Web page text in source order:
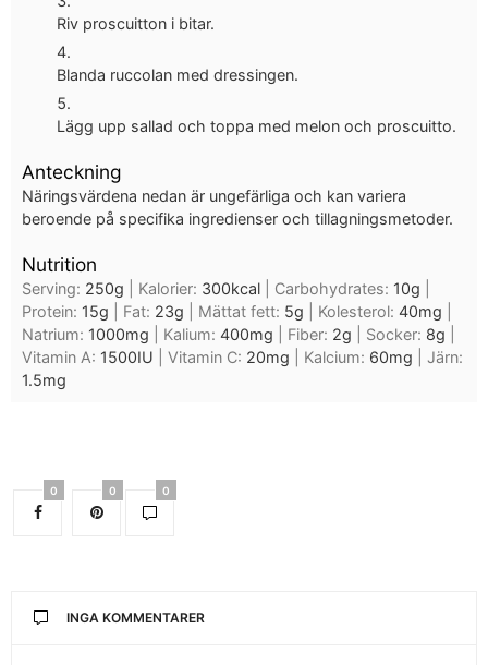
Riv proscuitton i bitar.
Blanda ruccolan med dressingen.
Lägg upp sallad och toppa med melon och proscuitto.
Anteckning
Näringsvärdena nedan är ungefärliga och kan variera
beroende på specifika ingredienser och tillagningsmetoder.
Nutrition
Serving: 250g Kalorier: 300kcal Carbohydrates: 10g
Protein: 15g Fat: 23g Mättat fett: 5g Kolesterol: 40mg
Natrium: 1000mg Kalium: 400mg Fiber: 2g Socker: 8g
Vitamin A: 1500IU Vitamin C: 20mg Kalcium: 60mg
Järn:
1.5mg
0 0 0
INGA KOMMENTARER